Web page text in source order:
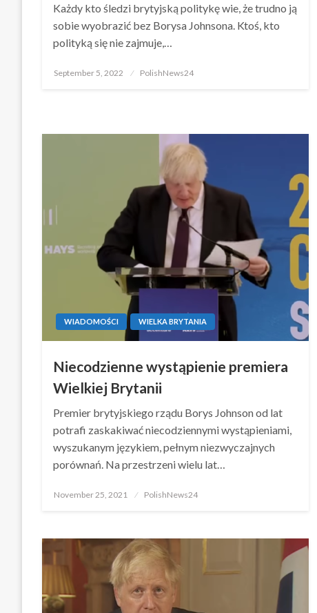
Każdy kto śledzi brytyjską politykę wie, że trudno ją
sobie wyobrazić bez Borysa Johnsona. Ktoś, kto
polityką się nie zajmuje,…
Posted
September 5, 2022 PolishNews24
WIADOMOŚCI WIELKA BRYTANIA
Niecodzienne wystąpienie premiera
Wielkiej Brytanii
Premier brytyjskiego rządu Borys Johnson od lat
potrafi zaskakiwać niecodziennymi wystąpieniami,
wyszukanym językiem, pełnym niezwyczajnych
porównań. Na przestrzeni wielu lat…
Posted
November 25, 2021 PolishNews24